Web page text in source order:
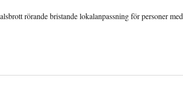
rörande bristande lokalanpassning för personer med